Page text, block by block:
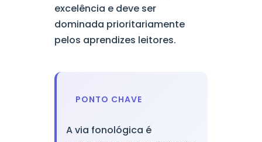
excelência e deve ser
dominada prioritariamente
pelos aprendizes leitores.
PONTO CHAVE
A via fonológica é